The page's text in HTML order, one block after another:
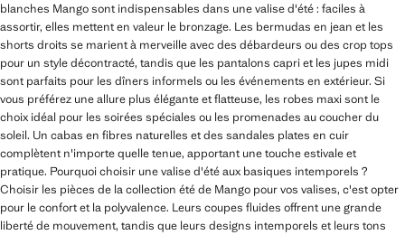
blanches Mango sont indispensables dans une valise d'été : faciles à
assortir, elles mettent en valeur le bronzage. Les bermudas en jean et les
shorts droits se marient à merveille avec des débardeurs ou des crop tops
pour un style décontracté, tandis que les pantalons capri et les jupes midi
sont parfaits pour les dîners informels ou les événements en extérieur. Si
vous préférez une allure plus élégante et flatteuse, les robes maxi sont le
choix idéal pour les soirées spéciales ou les promenades au coucher du
soleil. Un cabas en fibres naturelles et des sandales plates en cuir
complètent n'importe quelle tenue, apportant une touche estivale et
pratique. Pourquoi choisir une valise d'été aux basiques intemporels ?
Choisir les pièces de la collection été de Mango pour vos valises, c'est opter
pour le confort et la polyvalence. Leurs coupes fluides offrent une grande
liberté de mouvement, tandis que leurs designs intemporels et leurs tons